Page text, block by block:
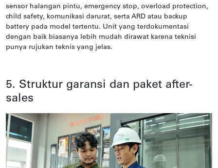
sensor halangan pintu, emergency stop, overload protection,
child safety, komunikasi darurat, serta ARD atau backup
battery pada model tertentu. Unit yang terdokumentasi
dengan baik biasanya lebih mudah dirawat karena teknisi
punya rujukan teknis yang jelas.
5. Struktur garansi dan paket after-
sales